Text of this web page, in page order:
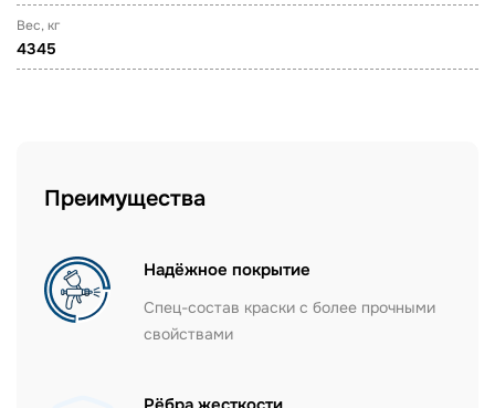
Вес, кг
4345
Преимущества
Надёжное покрытие
Спец-состав краски с более прочными
свойствами